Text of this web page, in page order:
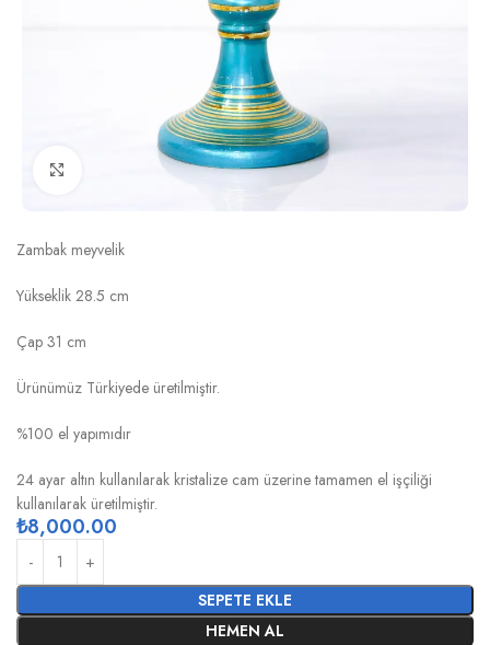
Click to enlarge
Zambak meyvelik
Yükseklik 28.5 cm
Çap 31 cm
Ürünümüz Türkiyede üretilmiştir.
%100 el yapımıdır
24 ayar altın kullanılarak kristalize cam üzerine tamamen el işçiliği
kullanılarak üretilmiştir.
₺8,000.00
SEPETE EKLE
HEMEN AL